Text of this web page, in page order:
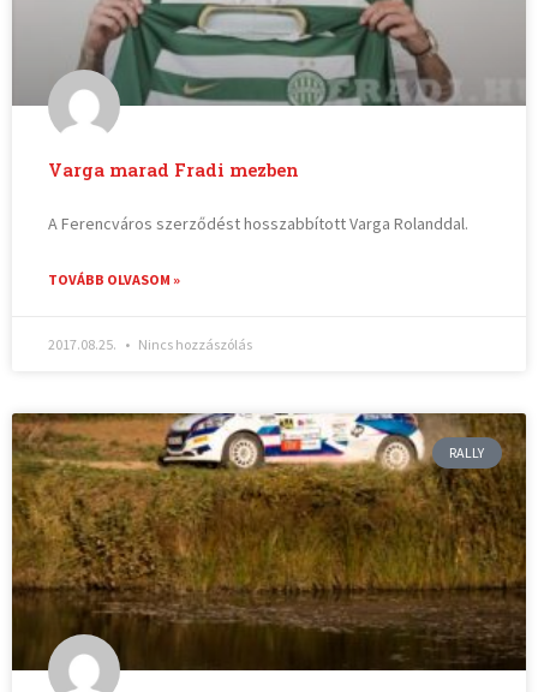
Varga marad Fradi mezben
A Ferencváros szerződést hosszabbított Varga Rolanddal.
TOVÁBB OLVASOM »
2017.08.25. Nincs hozzászólás
RALLY